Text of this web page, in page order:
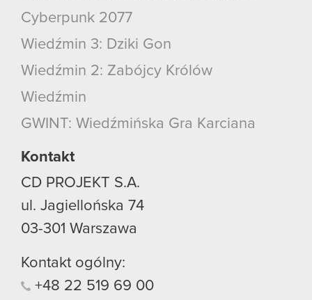
Cyberpunk 2077
Wiedźmin 3: Dziki Gon
Wiedźmin 2: Zabójcy Królów
Wiedźmin
GWINT: Wiedźmińska Gra Karciana
Kontakt
CD PROJEKT S.A.
ul. Jagiellońska 74
03-301 Warszawa
Kontakt ogólny:
+48 22 519 69 00